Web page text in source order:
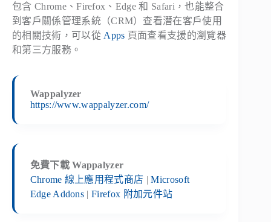
包含 Chrome、Firefox、Edge 和 Safari，也能整合
到客戶關係管理系統（CRM）查看潛在客戶使用
的相關技術，可以從 Apps 頁面查看支援的瀏覽器
和第三方服務。
Wappalyzer
https://www.wappalyzer.com/
免費下載 Wappalyzer
Chrome 線上應用程式商店 |Microsoft
Edge Addons |Firefox 附加元件站